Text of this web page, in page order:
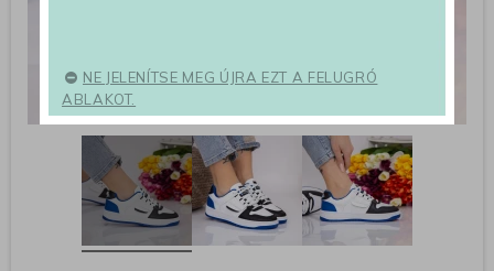
NE JELENÍTSE MEG ÚJRA EZT A FELUGRÓ
ABLAKOT.